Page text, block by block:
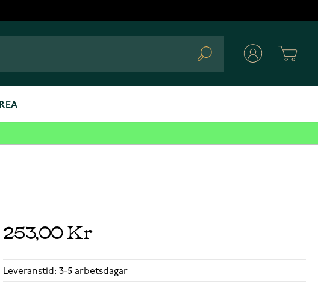
Search
REA
253,00 Kr
Leveranstid: 3-5 arbetsdagar